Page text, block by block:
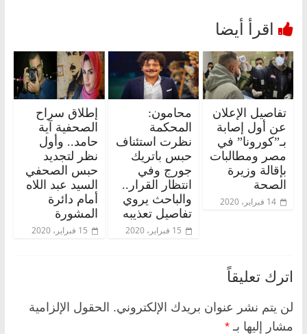
تفاصيل الإعلان
عن أول إصابة
بـ”كورونا” في
مصر ومطالبات
بإقالة وزيرة
الصحة
14 فبراير، 2020
محامون:
المحكمة
نظرت استئناف
حبس باتريك
جورج وفي
انتظار القرار..
والباحث يروي
تفاصيل تعذيبه
15 فبراير، 2020
إطلاق سراح
الصحفية آية
حامد.. وأول
نظر لتجديد
حبس الصحفي
السيد عبد اللاه
أمام دائرة
المشورة
15 فبراير، 2020
اترك تعليقاً
لن يتم نشر عنوان بريدك الإلكتروني. الحقول الإلزامية
مشار إليها بـ *